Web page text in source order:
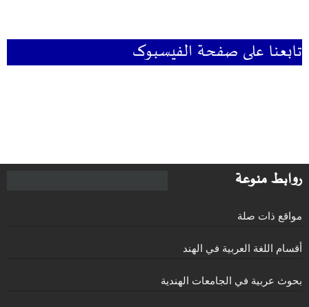
تابعنا علی صفحۃ الفیسبوک
روابط منوعة
مواقع ذات صلة
أقسام اللغة العربية في الهند
بحوث عربية في الجامعات الهندية